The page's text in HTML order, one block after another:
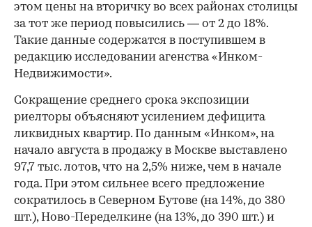
этом цены на вторичку во всех районах столицы
за тот же период повысились — от 2 до 18%.
Такие данные содержатся в поступившем в
редакцию исследовании агенства «Инком-
Недвижимости».
Сокращение среднего срока экспозиции
риелторы объясняют усилением дефицита
ликвидных квартир. По данным «Инком», на
начало августа в продажу в Москве выставлено
97,7 тыс. лотов, что на 2,5% ниже, чем в начале
года. При этом сильнее всего предложение
сократилось в Северном Бутове (на 14%, до 380
шт.), Ново-Переделкине (на 13%, до 390 шт.) и